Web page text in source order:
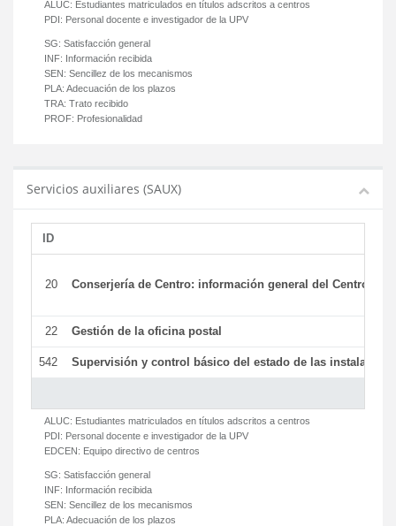
ALUC: Estudiantes matriculados en títulos adscritos a centros
PDI: Personal docente e investigador de la UPV
SG: Satisfacción general
INF: Información recibida
SEN: Sencillez de los mecanismos
PLA: Adecuación de los plazos
TRA: Trato recibido
PROF: Profesionalidad
Servicios auxiliares (SAUX)
ID
20 Conserjería de Centro: información general del Centro y
22 Gestión de la oficina postal
542 Supervisión y control básico del estado de las
ALUC: Estudiantes matriculados en títulos adscritos a centros
PDI: Personal docente e investigador de la UPV
EDCEN: Equipo directivo de centros
SG: Satisfacción general
INF: Información recibida
SEN: Sencillez de los mecanismos
PLA: Adecuación de los plazos